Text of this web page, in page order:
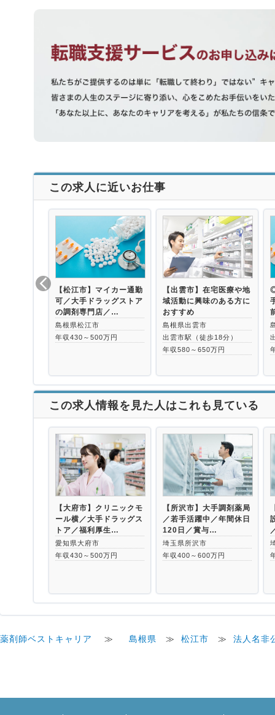
この求人に近いお仕事
【松江市】マイカー通勤
可／大手ドラッグストア
の調剤専門店／…
島根県松江市
年収430～500万円
【出雲市】在宅医療や地
域活動に興味のある方に
おすすめ
島根県出雲市
出雲市駅（徒歩18分）
年収580～650万円
この求人情報を見た人はこれも見ている
【大府市】クリニックモ
ール横／大手ドラッグス
トア／福利厚生…
愛知県大府市
年収430～500万円
【所沢市】大手調剤薬局
／若手活躍中／年間休日
120日／賞与…
埼玉県所沢市
年収400～600万円
薬剤師ベストキャリア ≫ 島根県 ≫ 松江市 ≫ 法人名非